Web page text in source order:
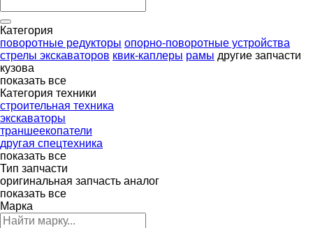
Категория
поворотные редукторы опорно-поворотные устройства
стрелы экскаваторов квик-каплеры рамы другие запчасти
кузова
показать все
Категория техники
строительная техника
экскаваторы
траншеекопатели
другая спецтехника
показать все
Тип запчасти
оригинальная запчасть аналог
показать все
Марка